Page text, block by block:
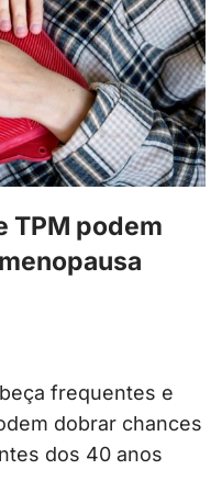
TPM podem
frequentes e
dobrar chances
dos 40 anos